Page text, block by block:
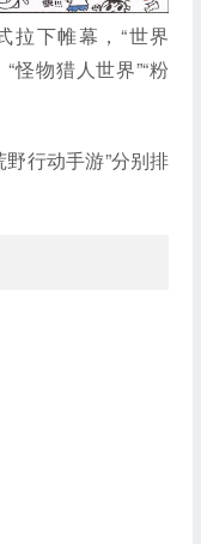
拉下帷幕，“世界
怪物猎人世界”“粉
野行动手游”分别排